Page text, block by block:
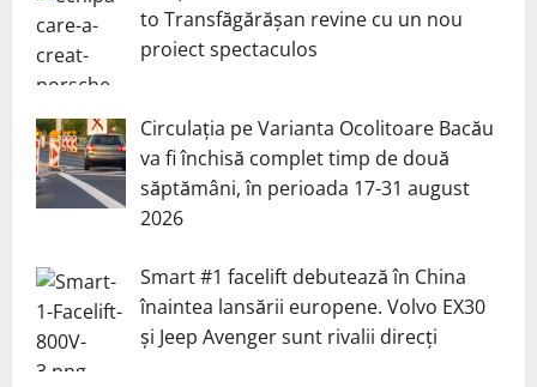
to Transfăgărășan revine cu un nou
proiect spectaculos
Circulația pe Varianta Ocolitoare Bacău
va fi închisă complet timp de două
săptămâni, în perioada 17-31 august
2026
Smart #1 facelift debutează în China
înaintea lansării europene. Volvo EX30
și Jeep Avenger sunt rivalii direcți